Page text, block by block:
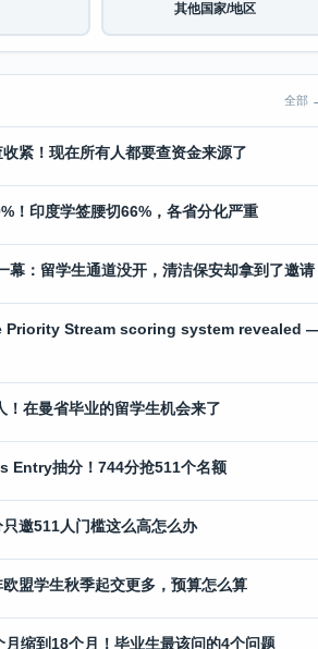
其他国家/地区
全部
紧！现在所有人都要查资金来源了
！印度学签腰切66%，各省分化严重
幕：留学生通道没开，清洁保安却拿到了邀请
Priority Stream scoring system revealed
！在曼省毕业的留学生机会来了
Entry抽分！744分抢511个名额
邀511人门槛这么高怎么办
盟学生秋季起交更多，预算怎么算
缩到18个月！毕业生最该问的4个问题